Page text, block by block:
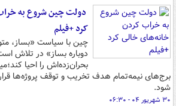
دولت چین شروع به
کرد +فیلم
چین با سیاست «بساز،
دوباره بساز» در تلاش
بحران‌زده‌اش را احیا
برج‌های نیمه‌تمام هدف تخریب و توقف پروژه‌ها
شود.
۳۰ شهریور ۰۴ - ۰۶:۳۰